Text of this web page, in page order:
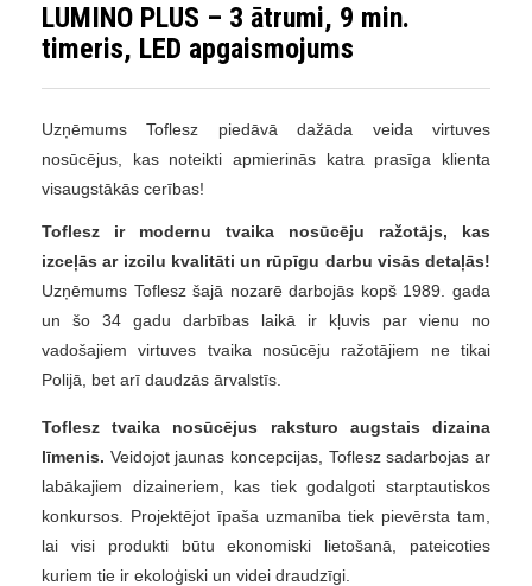
LUMINO PLUS – 3 ātrumi, 9 min.
timeris, LED apgaismojums
Uzņēmums Toflesz piedāvā dažāda veida virtuves
nosūcējus, kas noteikti apmierinās katra prasīga klienta
visaugstākās cerības!
Toflesz ir modernu tvaika nosūcēju ražotājs, kas
izceļās ar izcilu kvalitāti un rūpīgu darbu visās detaļās!
Uzņēmums Toflesz šajā nozarē darbojās kopš 1989. gada
un šo 34 gadu darbības laikā ir kļuvis par vienu no
vadošajiem virtuves tvaika nosūcēju ražotājiem ne tikai
Polijā, bet arī daudzās ārvalstīs.
Toflesz tvaika nosūcējus raksturo augstais dizaina
līmenis. Veidojot jaunas koncepcijas, Toflesz sadarbojas ar
labākajiem dizaineriem, kas tiek godalgoti starptautiskos
konkursos. Projektējot īpaša uzmanība tiek pievērsta tam,
lai visi produkti būtu ekonomiski lietošanā, pateicoties
kuriem tie ir ekoloģiski un videi draudzīgi.